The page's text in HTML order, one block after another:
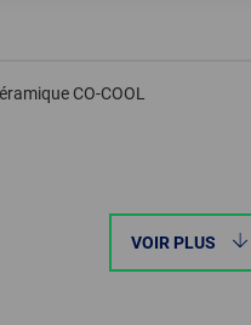
CO-COOL
VOIR PLUS